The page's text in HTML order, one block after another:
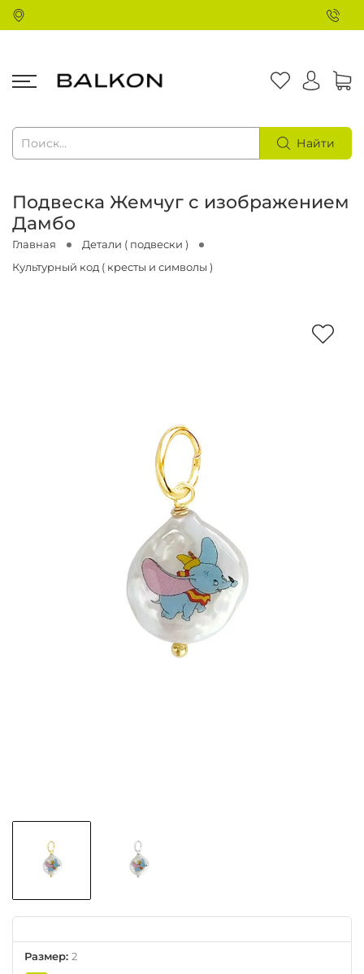
Найти
Подвеска Жемчуг с изображением
Дамбо
Главная
Детали ( подвески )
Культурный код ( кресты и символы )
Размер: 2